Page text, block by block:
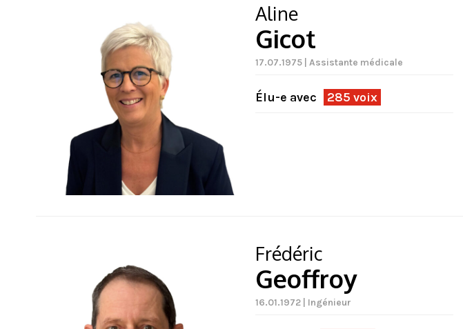
Aline
Gicot
17.07.1975 | Assistante médicale
Élu-e avec 285 voix
Frédéric
Geoffroy
16.01.1972 | Ingénieur